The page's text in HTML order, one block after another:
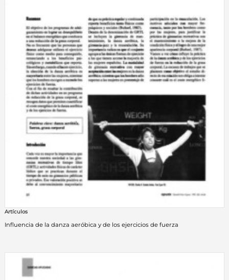
Artículos
Influencia de la danza aeróbica y de los ejercicios de fuerza